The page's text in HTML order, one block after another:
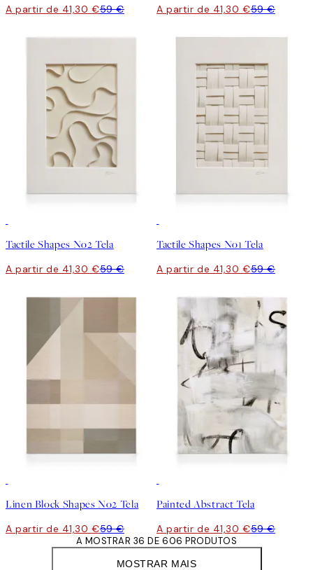
A partir de 41,30 €59 € A partir de 41,30 €59 €
Tactile Shapes No2 Tela
A partir de 41,30 €59 €
Tactile Shapes No1 Tela
A partir de 41,30 €59 €
Linen Block Shapes No2 Tela
A partir de 41,30 €59 €
Painted Abstract Tela
A partir de 41,30 €59 €
MOSTRAR MAIS
A MOSTRAR 36 DE 606 PRODUTOS